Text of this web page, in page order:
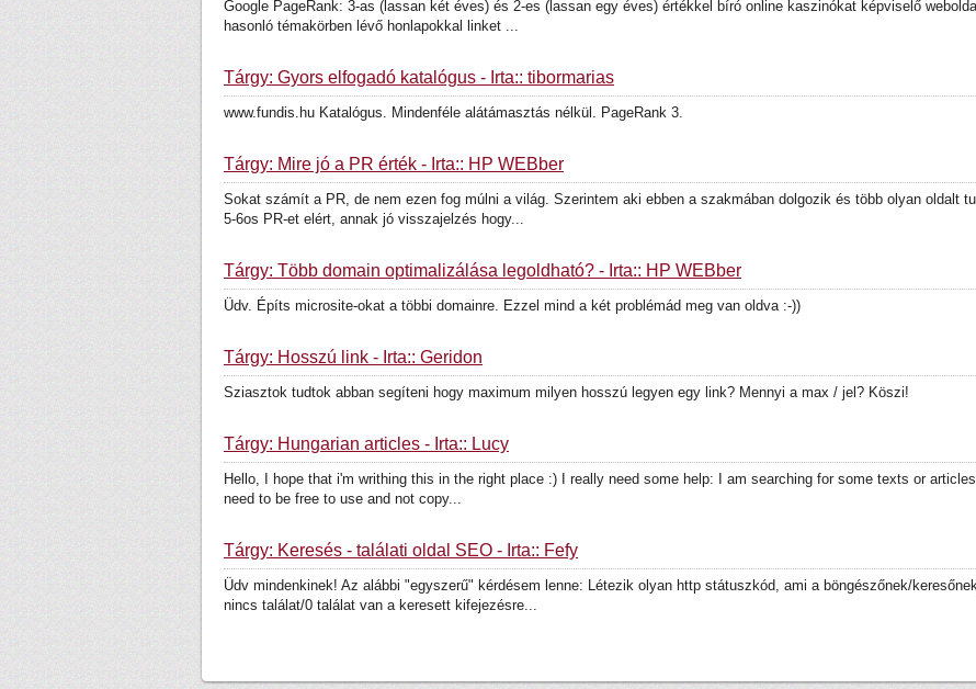
Google PageRank: 3-as (lassan két éves) és 2-es (lassan egy éves) értékkel bíró online kaszinókat képviselő
hasonló témakörben lévő honlapokkal linket ...
Tárgy: Gyors elfogadó katalógus - Írta:: tibormarias
www.fundis.hu Katalógus. Mindenféle alátámasztás nélkül. PageRank 3.
Tárgy: Mire jó a PR érték - Írta:: HP WEBber
Sokat számít a PR, de nem ezen fog múlni a világ. Szerintem aki ebben a szakmában dolgozik és több olyan oldalt
5-6os PR-et elért, annak jó visszajelzés hogy...
Tárgy: Több domain optimalizálása legoldható? - Írta:: HP WEBber
Üdv. Építs microsite-okat a többi domainre. Ezzel mind a két problémád meg van oldva :-))
Tárgy: Hosszú link - Írta:: Geridon
Sziasztok tudtok abban segíteni hogy maximum milyen hosszú legyen egy link? Mennyi a max / jel? Köszi!
Tárgy: Hungarian articles - Írta:: Lucy
Hello, I hope that i'm writhing this in the right place :) I really need some help: I am searching for some texts or
need to be free to use and not copy...
Tárgy: Keresés - találati oldal SEO - Írta:: Fefy
Üdv mindenkinek! Az alábbi "egyszerű" kérdésem lenne: Létezik olyan http státuszkód, ami a böngészőnek/
nincs találat/0 találat van a keresett kifejezésre...